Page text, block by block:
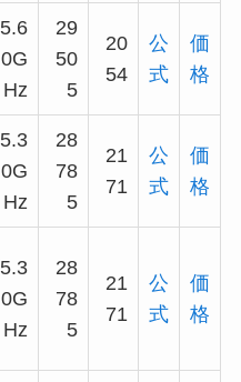
5.6
0G
Hz
29
50
5
20
54
公
式
価
格
5.3
0G
Hz
28
78
5
21
71
公
式
価
格
5.3
0G
Hz
28
78
5
21
71
公
式
価
格